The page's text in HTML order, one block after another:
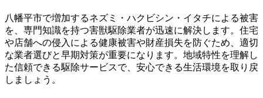
八幡平市で増加するネズミ・ハクビシン・イタチによる被害
を、専門知識を持つ害獣駆除業者が迅速に解決します。住宅
や店舗への侵入による健康被害や財産損失を防ぐため、適切
な業者選びと早期対策が重要になります。地域特性を理解し
た信頼できる駆除サービスで、安心できる生活環境を取り戻
しましょう。